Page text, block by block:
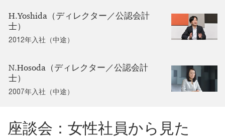
H.Yoshida（ディレクター／公認会計
士）
2012年入社（中途）
N.Hosoda（ディレクター／公認会計
士）
2007年入社（中途）
座談会：女性社員から見た